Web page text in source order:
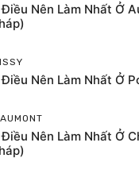
Điều Nên Làm Nhất Ở
Điều Nên Làm Nhất Ở
Điều Nên Làm Nhất Ở